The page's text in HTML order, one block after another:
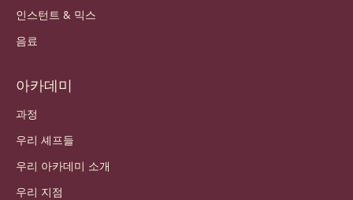
인스턴트 & 믹스
음료
아카데미
과정
우리 셰프들
우리 아카데미 소개
우리 지점